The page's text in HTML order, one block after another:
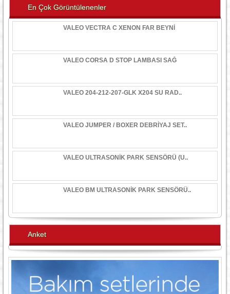
En Çok Görüntülenenler
VALEO VECTRA C XENON FAR BEYNİ
VALEO CORSA D STOP LAMBASI SAĞ
VALEO 204-212-207-GLK X204 SU RAD..
VALEO JUMPER / BOXER DEBRİYAJ SET..
VALEO ULTRASONİK PARK SENSÖRÜ (U..
VALEO BM ULTRASONİK PARK SENSÖRÜ..
Anket